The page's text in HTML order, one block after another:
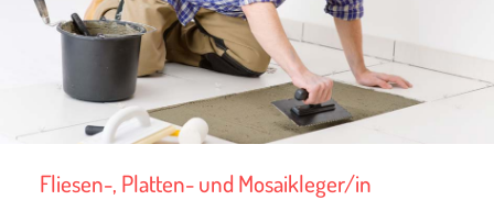
Fliesen-, Platten- und Mosaikleger/in